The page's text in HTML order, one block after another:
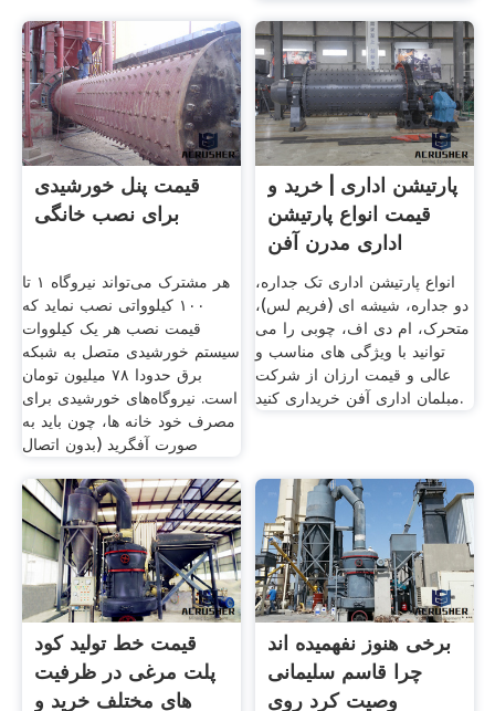
قیمت پنل خورشیدی
برای نصب خانگی
هر مشترک می‌تواند نیروگاه ۱ تا
۱۰۰ کیلوواتی نصب نماید که
قیمت نصب هر یک کیلووات
سیستم خورشیدی متصل به شبکه
برق حدودا ۷۸ میلیون تومان
است. نیروگاه‌های خورشیدی برای
مصرف خود خانه ها، چون باید به
صورت آفگرید (بدون اتصال
پارتیشن اداری | خرید و
قیمت انواع پارتیشن
اداری مدرن آفن
انواع پارتیشن اداری تک جداره،
دو جداره، شیشه ای (فریم لس)،
متحرک، ام دی اف، چوبی را می
توانید با ویژگی های مناسب و
عالی و قیمت ارزان از شرکت
مبلمان اداری آفن خریداری کنید.
قیمت خط تولید کود
پلت مرغی در ظرفیت
های مختلف خرید و
برخی هنوز نفهمیده اند
چرا قاسم سلیمانی
وصیت کرد روی